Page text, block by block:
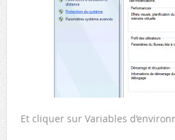
Et cliquer sur Variables